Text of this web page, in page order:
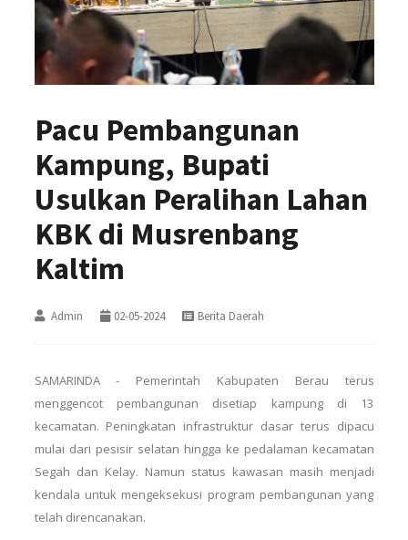
Pacu Pembangunan
Kampung, Bupati
Usulkan Peralihan Lahan
KBK di Musrenbang
Kaltim
Admin 02-05-2024 Berita Daerah
SAMARINDA - Pemerintah Kabupaten Berau terus
menggencot pembangunan disetiap kampung di 13
kecamatan. Peningkatan infrastruktur dasar terus dipacu
mulai dari pesisir selatan hingga ke pedalaman kecamatan
Segah dan Kelay. Namun status kawasan masih menjadi
kendala untuk mengeksekusi program pembangunan yang
telah direncanakan.